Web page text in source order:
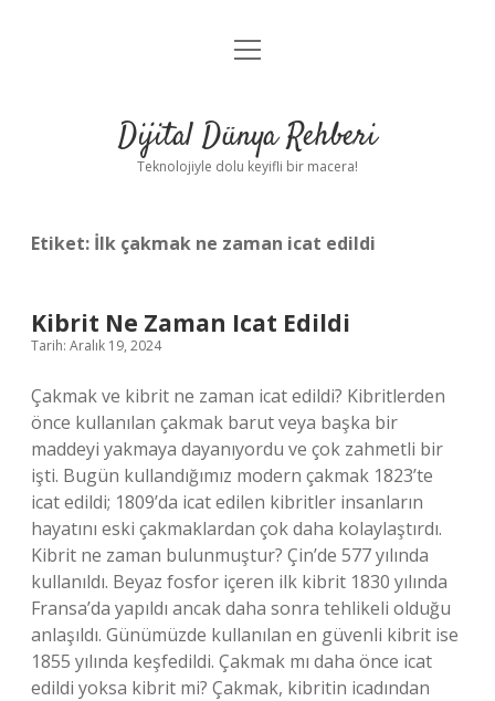
Anasayfa
Yasal Uyarı
menüyü
Dijital Dünya Rehberi
Teknolojiyle dolu keyifli bir macera!
Etiket: İlk çakmak ne zaman icat edildi
Kibrit Ne Zaman Icat Edildi
Tarih: Aralık 19, 2024
Çakmak ve kibrit ne zaman icat edildi? Kibritlerden
önce kullanılan çakmak barut veya başka bir
maddeyi yakmaya dayanıyordu ve çok zahmetli bir
işti. Bugün kullandığımız modern çakmak 1823’te
icat edildi; 1809’da icat edilen kibritler insanların
hayatını eski çakmaklardan çok daha kolaylaştırdı.
Kibrit ne zaman bulunmuştur? Çin’de 577 yılında
kullanıldı. Beyaz fosfor içeren ilk kibrit 1830 yılında
Fransa’da yapıldı ancak daha sonra tehlikeli olduğu
anlaşıldı. Günümüzde kullanılan en güvenli kibrit ise
1855 yılında keşfedildi. Çakmak mı daha önce icat
edildi yoksa kibrit mi? Çakmak, kibritin icadından